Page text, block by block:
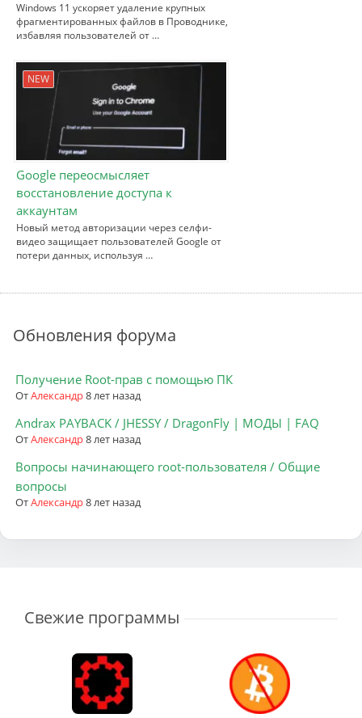
Windows 11 ускоряет удаление крупных
фрагментированных файлов в Проводнике,
избавляя пользователей от …
NEW
Google переосмысляет
восстановление доступа к
аккаунтам
Новый метод авторизации через селфи-
видео защищает пользователей Google от
потери данных, используя …
Обновления форума
Получение Root-прав с помощью ПК
ОтАлександр8 лет назад
Andrax PAYBACK / JHESSY / DragonFly | МОДЫ | FAQ
ОтАлександр8 лет назад
Вопросы начинающего root-пользователя / Общие
вопросы
ОтАлександр8 лет назад
Свежие программы